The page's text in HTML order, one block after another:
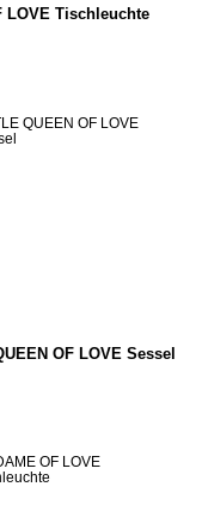
LOVE Tischleuchte
OF LOVE Sessel